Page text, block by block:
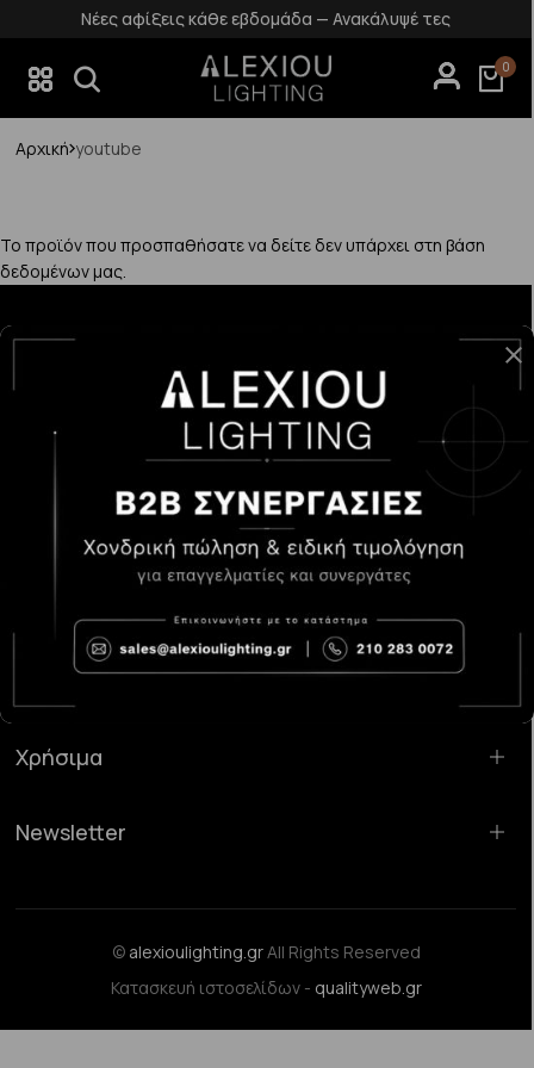
Νέες αφίξεις κάθε εβδομάδα — Ανακάλυψέ τες
0
Αρχική youtube
Το προϊόν που προσπαθήσατε να δείτε δεν υπάρχει στη βάση
δεδομένων μας.
Κατάστημα Χαλάνδρι:Σαρανταπόρου 55, 15232, Χαλάνδρι
sales@alexioulighting.gr
210 283 0072
6983123181
Χρήσιμα
Newsletter
© alexioulighting.grAll Rights Reserved
Κατασκευή ιστοσελίδων - qualityweb.gr